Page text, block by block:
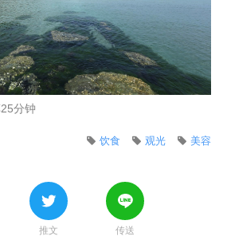
分钟
美容
观光
饮食
推文 传送